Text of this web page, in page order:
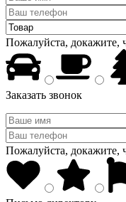
Пожалуйста, докажите,
Заказать звонок
Пожалуйста, докажите,